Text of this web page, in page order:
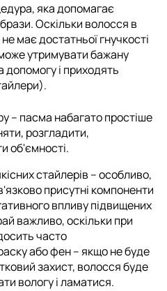
яка допомагає
Оскільки волосся в
має достатньої гнучкості
утримувати бажану
допомогу і приходять
– пасма набагато простіше
розгладити,
об'ємності.
стайлерів – особливо,
присутні компоненти
впливу підвищених
важливо, оскільки при
часто
або фен – якщо не буде
захист, волосся буде
вологу і ламатися.